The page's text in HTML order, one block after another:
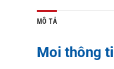
MÔ TẢ
Moi thông